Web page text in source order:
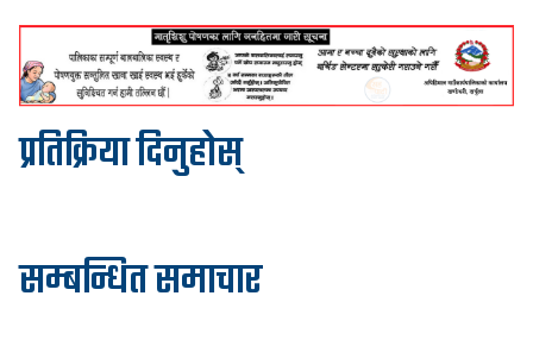
प्रतिक्रिया दिनुहोस्
सम्बन्धित समाचार